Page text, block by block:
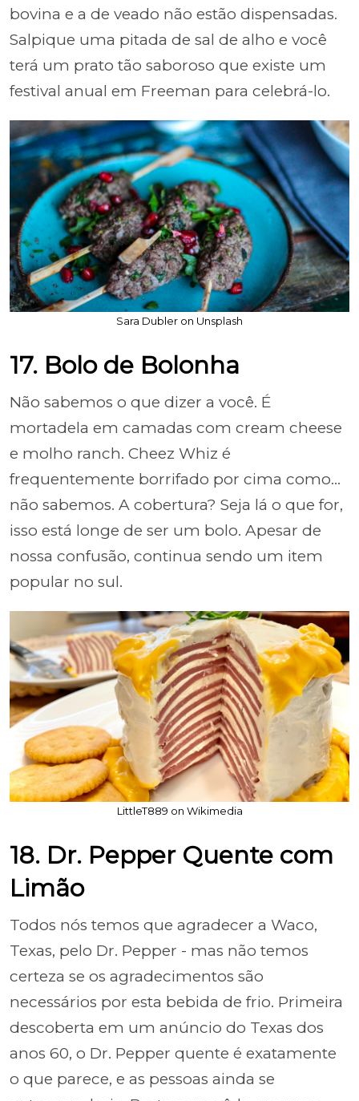
bovina e a de veado não estão dispensadas.
Salpique uma pitada de sal de alho e você
terá um prato tão saboroso que existe um
festival anual em Freeman para celebrá-lo.
Sara Dubler on Unsplash
17. Bolo de Bolonha
Não sabemos o que dizer a você. É
mortadela em camadas com cream cheese
e molho ranch. Cheez Whiz é
frequentemente borrifado por cima como...
não sabemos. A cobertura? Seja lá o que for,
isso está longe de ser um bolo. Apesar de
nossa confusão, continua sendo um item
popular no sul.
LittleT889 on Wikimedia
18. Dr. Pepper Quente com
Limão
Todos nós temos que agradecer a Waco,
Texas, pelo Dr. Pepper - mas não temos
certeza se os agradecimentos são
necessários por esta bebida de frio. Primeira
descoberta em um anúncio do Texas dos
anos 60, o Dr. Pepper quente é exatamente
o que parece, e as pessoas ainda se